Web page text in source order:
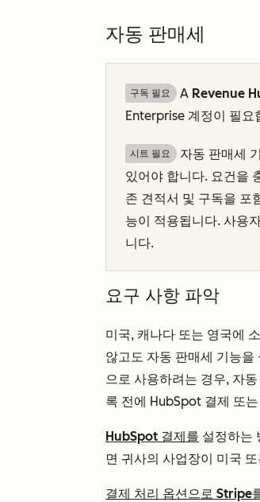
자동 판매세
구독 필요 A Revenue
Enterprise 계정이 필요
시트 필요 자동 판매세
있어야 합니다. 요건을
존 견적서 및 구독을 포
능이 적용됩니다. 사용
니다.
요구 사항 파악
미국, 캐나다 또는 영국에
않고도 자동 판매세 기능
으로 사용하려는 경우, 자
록 전에 HubSpot 결제 또
HubSpot 결제를 설정하는
면 귀사의 사업장이 미국
결제 처리 옵션으로 Stripe